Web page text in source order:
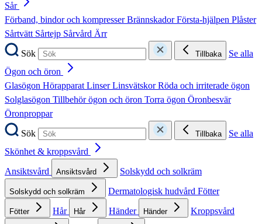
Sår
Förband, bindor och kompresserBrännskadorFörsta-hjälpen Plåster
Sårtvätt Sårtejp Sårvård Ärr
Sök
Tillbaka
Se alla
Ögon och öron
Glasögon HörapparatLinserLinsvätskorRöda och irriterade ögon
Solglasögon Tillbehör ögon och öron Torra ögon Öronbesvär
Öronproppar
Sök
Tillbaka
Se alla
Skönhet & kroppsvård
Ansiktsvård
Ansiktsvård Solskydd och solkräm
Solskydd och solkräm Dermatologisk hudvård Fötter
Fötter Hår Hår Händer Händer Kroppsvård